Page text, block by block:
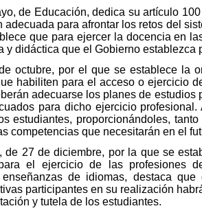
de Educación, dedica su artículo
para afrontar los retos del
que para ejercer la docencia en
y didáctica que el Gobierno establezca
octubre, por el que se establece la
habiliten para el acceso o ejercicio
adecuarse los planes de
para dicho ejercicio
estudiantes, proporcionándoles,
competencias que necesitarán en el
de 27 de diciembre, por la que se
el ejercicio de las profesiones
de idiomas, destaca
participantes en su realización
y tutela de los estudiantes.